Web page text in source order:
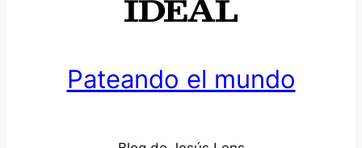
Pateando el mundo